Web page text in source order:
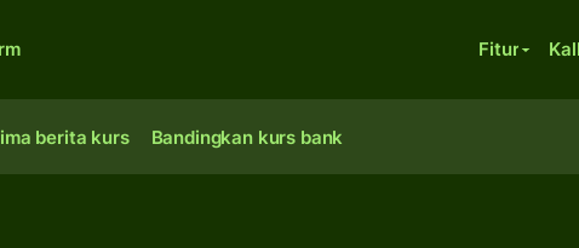
Fitur
berita kurs Bandingkan kurs bank